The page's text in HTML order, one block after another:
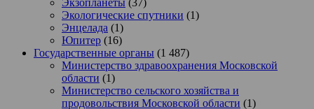
Экологические спутники (1)
Энцелада (1)
Юпитер (16)
Государственные органы (1 487)
Министерство здравоохранения Московской
области (1)
Министерство сельского хозяйства и
продовольствия Московской области (1)